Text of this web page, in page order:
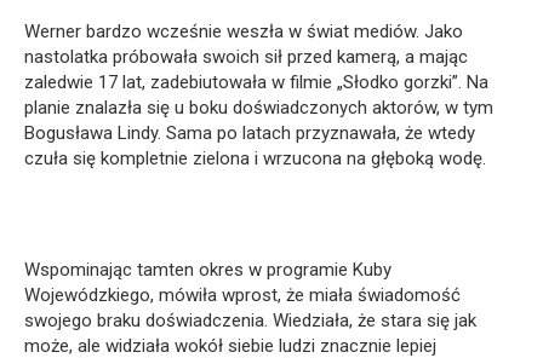
Werner bardzo wcześnie weszła w świat mediów. Jako
nastolatka próbowała swoich sił przed kamerą, a mając
zaledwie 17 lat, zadebiutowała w filmie „Słodko gorzki”. Na
planie znalazła się u boku doświadczonych aktorów, w tym
Bogusława Lindy. Sama po latach przyznawała, że wtedy
czuła się kompletnie zielona i wrzucona na głęboką wodę.
Wspominając tamten okres w programie Kuby
Wojewódzkiego, mówiła wprost, że miała świadomość
swojego braku doświadczenia. Wiedziała, że stara się jak
może, ale widziała wokół siebie ludzi znacznie lepiej